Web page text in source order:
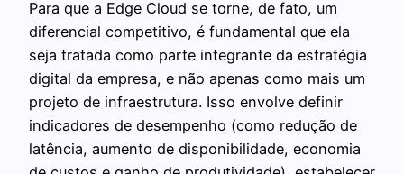
Para que a Edge Cloud se torne, de fato, um
diferencial competitivo, é fundamental que ela
seja tratada como parte integrante da estratégia
digital da empresa, e não apenas como mais um
projeto de infraestrutura. Isso envolve definir
indicadores de desempenho (como redução de
latência, aumento de disponibilidade, economia